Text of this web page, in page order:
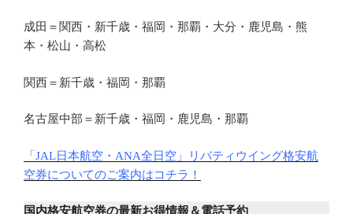
成田＝関西・新千歳・福岡・那覇・大分・鹿児島・熊
本・松山・高松
関西＝新千歳・福岡・那覇
名古屋中部＝新千歳・福岡・鹿児島・那覇
「JAL日本航空・ ANA全日空」リバティウイング格安航
空券についてのご案内はコチラ！
国内格安航空券の最新お得情報＆電話予約